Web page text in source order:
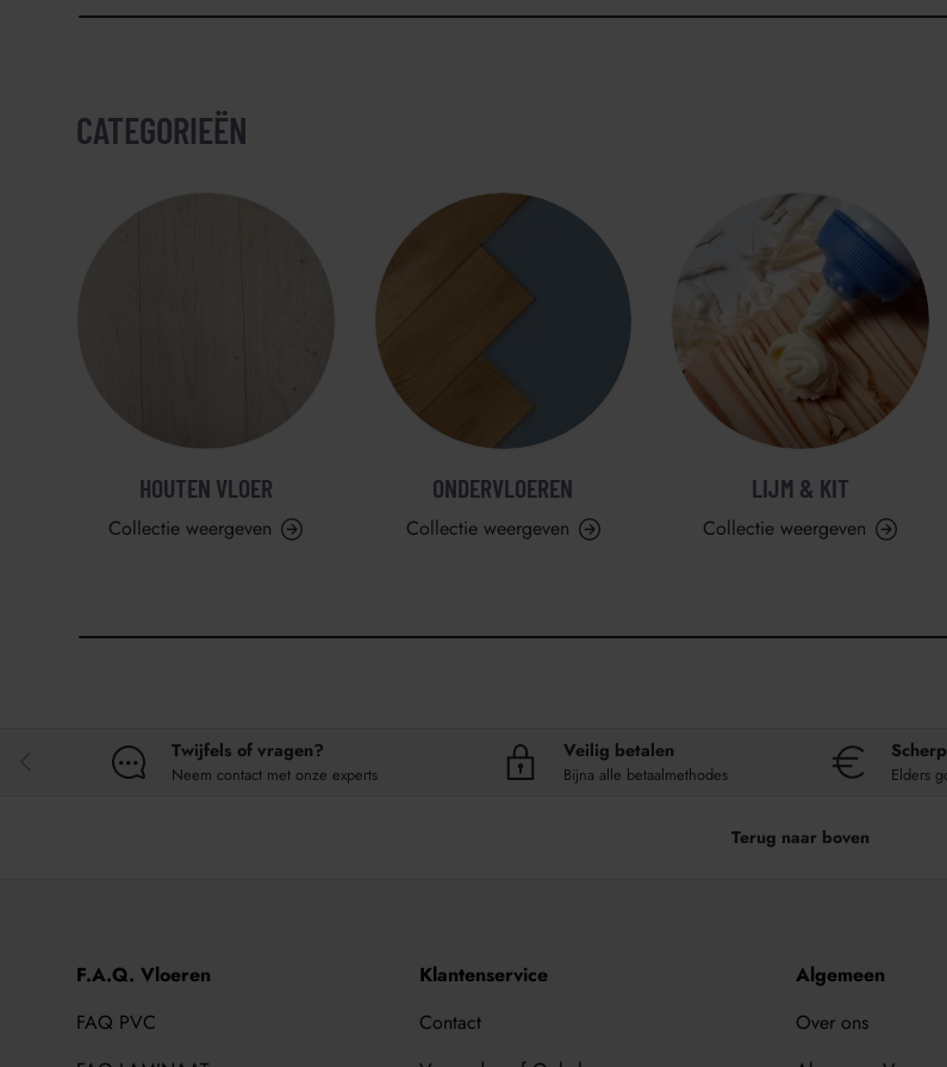
CATEGORIEËN
HOUTEN VLOER
Collectie weergeven
ONDERVLOEREN
Collectie weergeven
LIJM & KIT
Collectie weergeven
Twijfels of vragen?
Neem contact met onze experts
Veilig betalen
Bijna alle betaalmethodes Elders
Terug naar boven
F.A.Q. Vloeren
FAQ PVC
Klantenservice
Contact
Algemeen
Over ons